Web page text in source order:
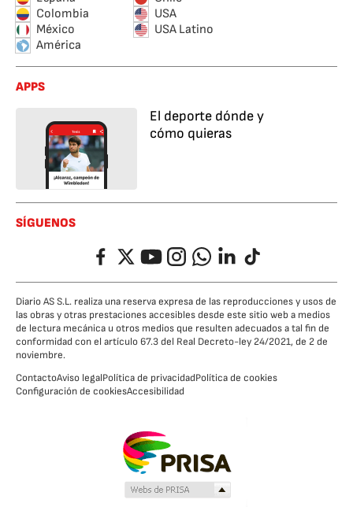
Colombia
USA
México
USA Latino
América
APPS
El deporte dónde y
cómo quieras
SÍGUENOS
FacebookTwitterYouTubeInstagramWhatsappLinkedIn
TikTok
Diario AS S.L. realiza una reserva expresa de las reproducciones y usos de
las obras y otras prestaciones accesibles desde este sitio web a medios
de lectura mecánica u otros medios que resulten adecuados a tal fin de
conformidad con el artículo 67.3 del Real Decreto-ley 24/2021, de 2 de
noviembre.
ContactoAviso legalPolítica de privacidadPolítica de cookies
Configuración de cookiesAccesibilidad